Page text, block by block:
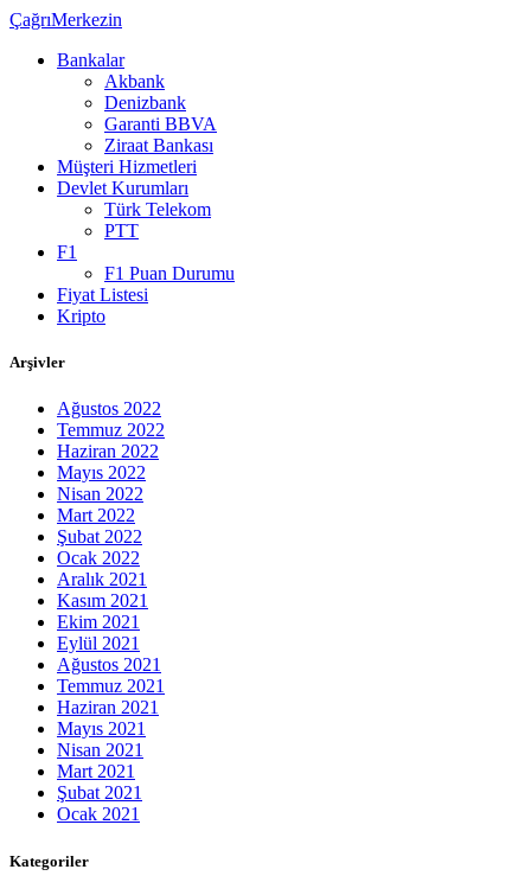
ÇağrıMerkezin
Bankalar
Akbank
Denizbank
Garanti BBVA
Ziraat Bankası
Müşteri Hizmetleri
Devlet Kurumları
Türk Telekom
PTT
F1
F1 Puan Durumu
Fiyat Listesi
Kripto
Arşivler
Ağustos 2022
Temmuz 2022
Haziran 2022
Mayıs 2022
Nisan 2022
Mart 2022
Şubat 2022
Ocak 2022
Aralık 2021
Kasım 2021
Ekim 2021
Eylül 2021
Ağustos 2021
Temmuz 2021
Haziran 2021
Mayıs 2021
Nisan 2021
Mart 2021
Şubat 2021
Ocak 2021
Kategoriler